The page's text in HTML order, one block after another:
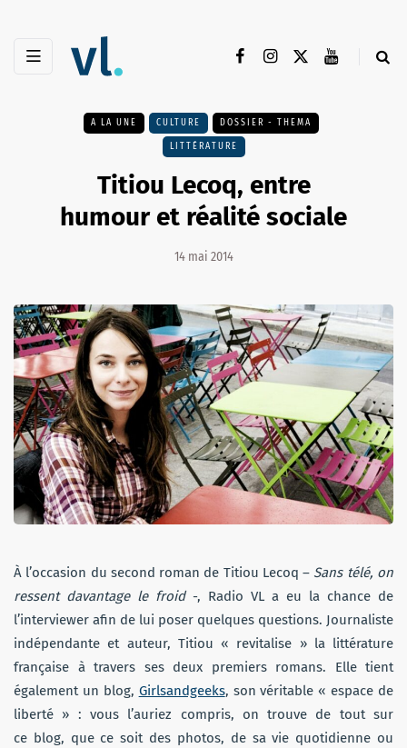
A LA UNE CULTURE DOSSIER - THEMA
LITTÉRATURE
Titiou Lecoq, entre
humour et réalité sociale
14 mai 2014
À l’occasion du second roman de Titiou Lecoq – Sans télé, on
ressent davantage le froid-, Radio VL a eu la chance de
l’interviewer afin de lui poser quelques questions. Journaliste
indépendante et auteur, Titiou « revitalise » la littérature
française à travers ses deux premiers romans. Elle tient
également un blog, Girlsandgeeks, son véritable « espace de
liberté » : vous l’auriez compris, on trouve de tout sur
ce blog, que ce soit des photos, de sa vie quotidienne ou